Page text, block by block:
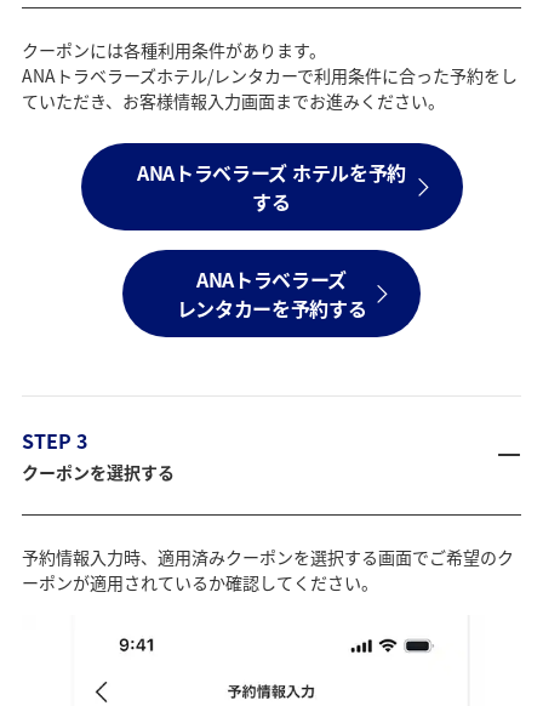
クーポンには各種利用条件があります。
ANAトラベラーズホテル/レンタカーで利用条件に合った予約をし
ていただき、お客様情報入力画面までお進みください。
ANAトラベラーズ ホテルを予約
する
ANAトラベラーズ
レンタカーを予約する
STEP 3
クーポンを選択する
予約情報入力時、適用済みクーポンを選択する画面でご希望のク
ーポンが適用されているか確認してください。